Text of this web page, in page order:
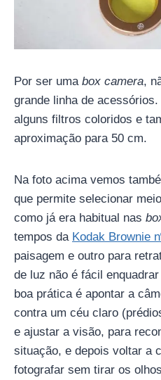
Por ser uma box camera,
grande linha de
alguns filtros coloridos e
aproximação para 50 cm.
Na foto acima vemos
que permite selecionar
como já era habitual nas
tempos da Kodak Brownie
paisagem e outro para
de luz não é fácil
boa prática é apontar a
contra um céu claro
e ajustar a visão, para
situação, e depois voltar a
fotografar sem tirar os